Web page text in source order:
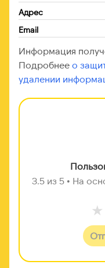
Адрес
Email
Информация
Подробнее о
удалении
3.5 из 5 • На
★